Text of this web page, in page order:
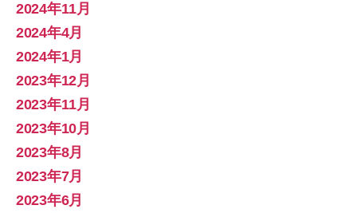
2024年11月
2024年4月
2024年1月
2023年12月
2023年11月
2023年10月
2023年8月
2023年7月
2023年6月